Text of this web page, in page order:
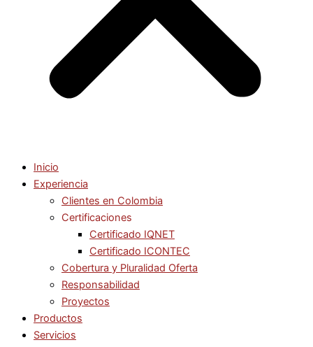
Inicio
Experiencia
Clientes en Colombia
Certificaciones
Certificado IQNET
Certificado ICONTEC
Cobertura y Pluralidad Oferta
Responsabilidad
Proyectos
Productos
Servicios